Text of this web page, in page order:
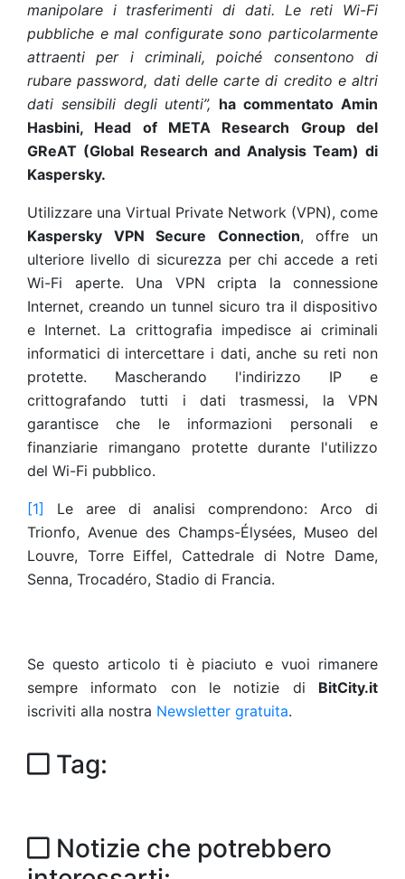
manipolare i trasferimenti di dati. Le reti Wi-Fi
pubbliche e mal configurate sono particolarmente
attraenti per i criminali, poiché consentono di
rubare password, dati delle carte di credito e altri
dati sensibili degli utenti”, ha commentato Amin
Hasbini, Head of META Research Group del
GReAT (Global Research and Analysis Team) di
Kaspersky.
Utilizzare una Virtual Private Network (VPN), come
Kaspersky VPN Secure Connection, offre un
ulteriore livello di sicurezza per chi accede a reti
Wi-Fi aperte. Una VPN cripta la connessione
Internet, creando un tunnel sicuro tra il dispositivo
e Internet. La crittografia impedisce ai criminali
informatici di intercettare i dati, anche su reti non
protette. Mascherando l'indirizzo IP e
crittografando tutti i dati trasmessi, la VPN
garantisce che le informazioni personali e
finanziarie rimangano protette durante l'utilizzo
del Wi-Fi pubblico.
[1]
Le aree di analisi comprendono: Arco di
Trionfo, Avenue des Champs-Élysées, Museo del
Louvre, Torre Eiffel, Cattedrale di Notre Dame,
Senna, Trocadéro, Stadio di Francia.
Se questo articolo ti è piaciuto e vuoi rimanere
sempre informato con le notizie di BitCity.it
iscriviti alla nostra Newsletter gratuita.
Tag:
Notizie che potrebbero